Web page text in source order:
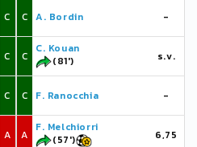
C
C
C
A
C A. Bordin -
C
C. Kouan
(81')
s.v.
C F. Ranocchia -
A
F. Melchiorri
(57')
6,75